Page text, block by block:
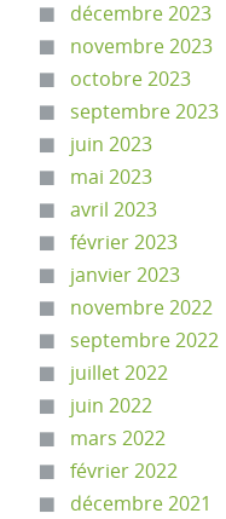
décembre 2023
novembre 2023
octobre 2023
septembre 2023
juin 2023
mai 2023
avril 2023
février 2023
janvier 2023
novembre 2022
septembre 2022
juillet 2022
juin 2022
mars 2022
février 2022
décembre 2021